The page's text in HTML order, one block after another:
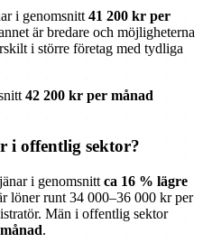
i genomsnitt 41 200 kr per
är bredare och möjligheterna
i större företag med tydliga
42 200 kr per månad
i offentlig sektor?
i genomsnitt ca 16 % lägre
löner runt 34 000–36 000 kr per
Män i offentlig sektor
.